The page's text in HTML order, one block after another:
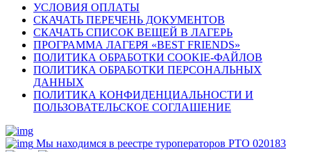
УСЛОВИЯ ОПЛАТЫ
СКАЧАТЬ ПЕРЕЧЕНЬ ДОКУМЕНТОВ
СКАЧАТЬ СПИСОК ВЕЩЕЙ В ЛАГЕРЬ
ПРОГРАММА ЛАГЕРЯ «BEST FRIENDS»
ПОЛИТИКА ОБРАБОТКИ COOKIE-ФАЙЛОВ
ПОЛИТИКА ОБРАБОТКИ ПЕРСОНАЛЬНЫХ
ДАННЫХ
ПОЛИТИКА КОНФИДЕНЦИАЛЬНОСТИ И
ПОЛЬЗОВАТЕЛЬСКОЕ СОГЛАШЕНИЕ
Мы находимся в реестре туроператоров РТО 020183